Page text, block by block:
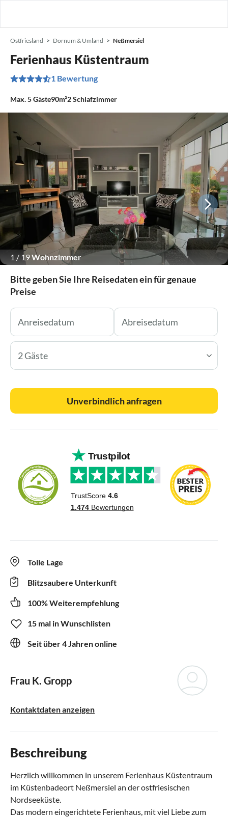
Ostfriesland Dornum & Umland Neßmersiel
Ferienhaus Küstentraum
1 Bewertung
Max.5Gäste90m²2Schlafzimmer
1 / 19Wohnzimmer
Bitte geben Sie Ihre Reisedaten ein für genaue
Preise
2 Gäste
Unverbindlich anfragen
Tolle Lage
Blitzsaubere Unterkunft
100% Weiterempfehlung
15 mal in Wunschlisten
Seit über 4 Jahren online
Frau K. Gropp
Kontaktdaten anzeigen
Beschreibung
Herzlich willkommen in unserem Ferienhaus Küstentraum
im Küstenbadeort Neßmersiel an der ostfriesischen
Nordseeküste.
Das modern eingerichtete Ferienhaus, mit viel Liebe zum